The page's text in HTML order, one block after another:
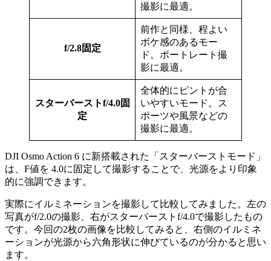
撮影に最適。
f/2.8固定
前作と同様、程よい
ボケ感のあるモー
ド。ポートレート撮
影に最適。
スターバーストf/4.0固
定
全体的にピントが合
いやすいモード。ス
ポーツや風景などの
撮影に最適。
DJI Osmo Action 6 に新搭載された「スターバーストモード」
は、F値を 4.0に固定して撮影することで、光源をより印象
的に強調できます。
実際にイルミネーションを撮影して比較してみました。左の
写真がf/2.0の撮影、右がスターバーストf/4.0で撮影したもの
です。今回の2枚の画像を比較してみると、右側のイルミネ
ーションが光源から六角形状に伸びているのが分かると思い
ます。